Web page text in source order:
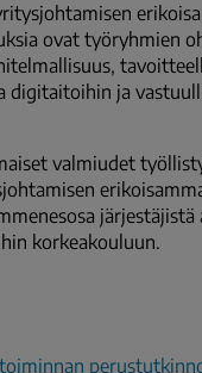
ovat työryhmien
digitaitoihin ja
valmiudet
korkeakouluun.